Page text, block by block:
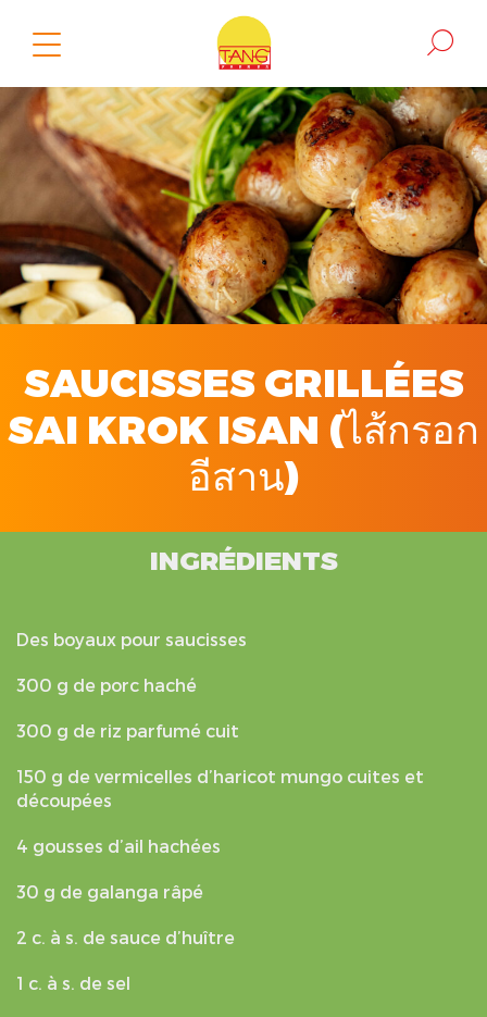
SAUCISSES GRILLÉES
SAI KROK ISAN (ไส้กรอก
อีสาน)
INGRÉDIENTS
Des boyaux pour saucisses
300 g de porc haché
300 g de riz parfumé cuit
150 g de vermicelles d’haricot mungo cuites et
découpées
4 gousses d’ail hachées
30 g de galanga râpé
2 c. à s. de sauce d’huître
1 c. à s. de sel